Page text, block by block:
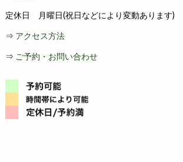
定休日 月曜日(祝日などにより変動あります)
⇒ アクセス方法
⇒ ご予約・お問い合わせ